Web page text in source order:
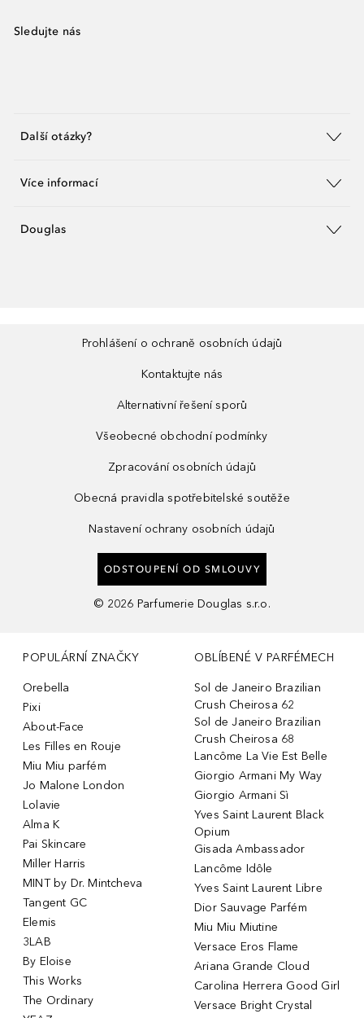
Sledujte nás
Další otázky?
Více informací
Douglas
Prohlášení o ochraně osobních údajů
Kontaktujte nás
Alternativní řešení sporů
Všeobecné obchodní podmínky
Zpracování osobních údajů
Obecná pravidla spotřebitelské soutěže
Nastavení ochrany osobních údajů
ODSTOUPENÍ OD SMLOUVY
© 2026 Parfumerie Douglas s.r.o.
POPULÁRNÍ ZNAČKY
Orebella
Pixi
About-Face
Les Filles en Rouje
Miu Miu parfém
Jo Malone London
Lolavie
Alma K
Pai Skincare
Miller Harris
MINT by Dr. Mintcheva
Tangent GC
Elemis
3LAB
By Eloise
This Works
The Ordinary
OBLÍBENÉ V PARFÉMECH
Sol de Janeiro Brazilian
Crush Cheirosa 62
Sol de Janeiro Brazilian
Crush Cheirosa 68
Lancôme La Vie Est Belle
Giorgio Armani My Way
Giorgio Armani Sì
Yves Saint Laurent Black
Opium
Gisada Ambassador
Lancôme Idôle
Yves Saint Laurent Libre
Dior Sauvage Parfém
Miu Miu Miutine
Versace Eros Flame
Ariana Grande Cloud
Carolina Herrera Good Girl
Versace Bright Crystal